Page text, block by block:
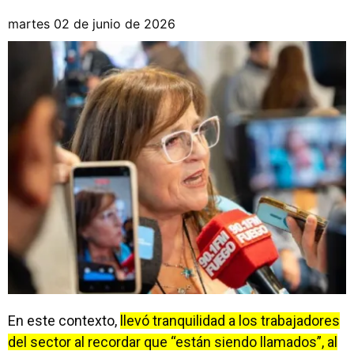
martes 02 de junio de 2026
En este contexto,
llevó tranquilidad a los trabajadores
del sector al recordar que “están siendo llamados”, al